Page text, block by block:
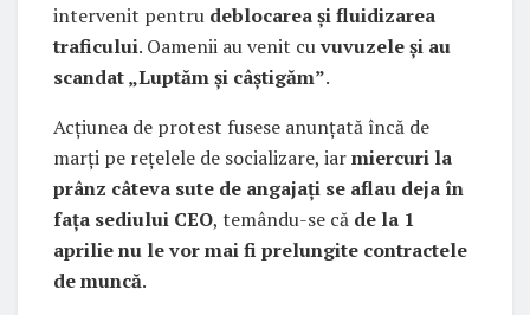
intervenit pentru deblocarea și fluidizarea
traficului. Oamenii au venit cuvuvuzele și au
scandat „Luptăm și câștigăm”.
Acțiunea de protest fusese anunțată încă de
marți pe rețelele de socializare, iarmiercuri la
prânz câteva sute de angajați se aflau deja în
fața sediului CEO, temându-se că de la 1
aprilie nu le vor mai fi prelungite contractele
de muncă.